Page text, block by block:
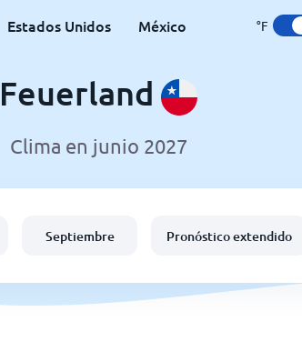
Estados Unidos México °F
Feuerland
Clima en junio 2027
Septiembre Pronóstico extendido